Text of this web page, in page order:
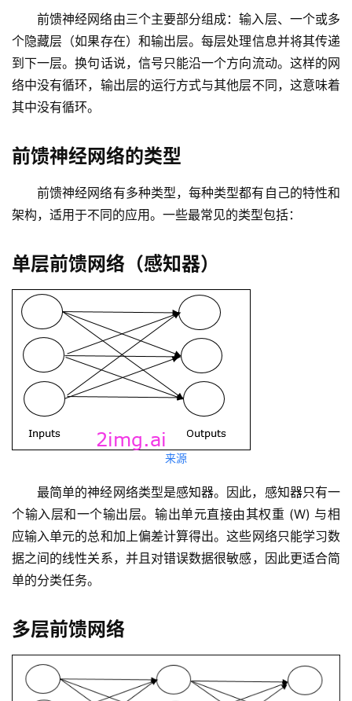
前馈神经网络由三个主要部分组成：输入层、一个或多
个隐藏层（如果存在）和输出层。每层处理信息并将其传递
到下一层。换句话说，信号只能沿一个方向流动。这样的网
络中没有循环，输出层的运行方式与其他层不同，这意味着
其中没有循环。
前馈神经网络的类型
前馈神经网络有多种类型，每种类型都有自己的特性和
架构，适用于不同的应用。一些最常见的类型包括：
单层前馈网络（感知器）
来源
最简单的神经网络类型是感知器。因此，感知器只有一
个输入层和一个输出层。输出单元直接由其权重 (W) 与相
应输入单元的总和加上偏差计算得出。这些网络只能学习数
据之间的线性关系，并且对错误数据很敏感，因此更适合简
单的分类任务。
多层前馈网络